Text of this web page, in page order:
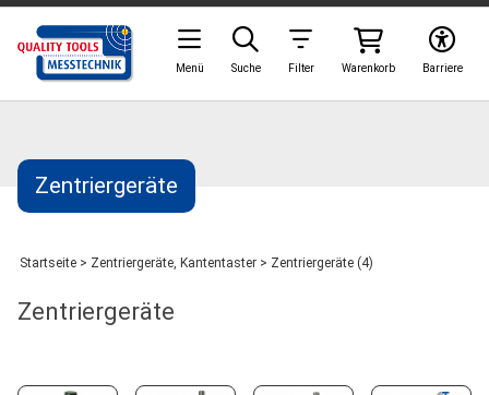
Zentriergeräte
Startseite > Zentriergeräte, Kantentaster > Zentriergeräte (4)
Zentriergeräte
Barriere
Warenkorb
Filter
Suche
Menü